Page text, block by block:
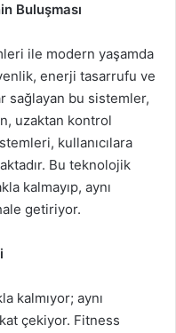
Buluşması
ile modern yaşamda
enerji tasarrufu ve
sağlayan bu sistemler,
uzaktan kontrol
kullanıcılara
Bu teknolojik
kalmayıp, aynı
getiriyor.
kalmıyor; aynı
çekiyor. Fitness